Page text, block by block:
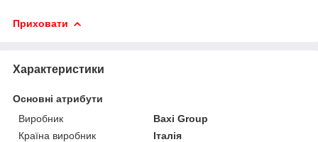
Приховати
Характеристики
Основні атрибути
Виробник
Baxi Group
Країна виробник
Італія